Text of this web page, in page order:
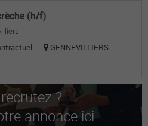
(h/f)
GENNEVILLIERS
?
annonce ici